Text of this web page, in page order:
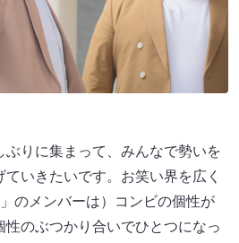
ぶりに集まって、みんなで勢いを
いきたいです。お笑い界を広く
のメンバーは）コンビの個性が
のぶつかり合いでひとつになっ